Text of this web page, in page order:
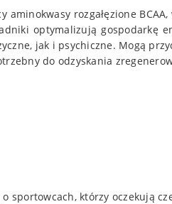
rozgałęzione
optymalizują
jak i psychiczne. Mogą
do odzyskania
sportowcach, którzy oczekują